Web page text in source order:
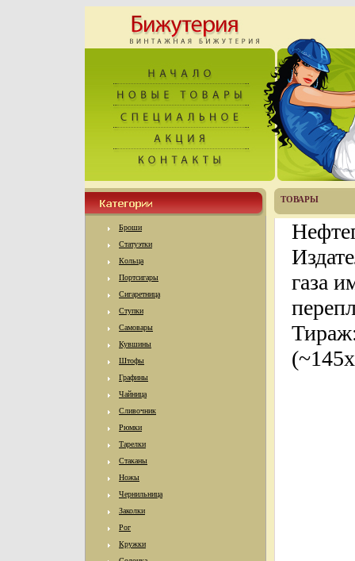
Броши
Статуэтки
Кольца
Портсигары
Сигаретница
Ступки
Самовары
Кувшины
Штофы
Графины
Чайница
Сливочник
Рюмки
Тарелки
Стаканы
Ножы
Чернильница
Заколки
Рог
Кружки
ТОВАРЫ
газа